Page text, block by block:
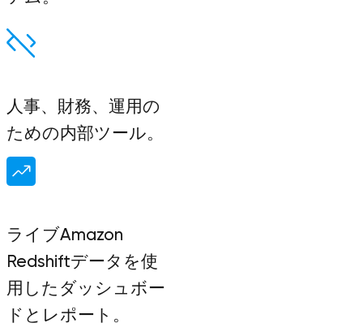
人事、財務、運用の
ための内部ツール。
ライブAmazon
Redshiftデータを使
用したダッシュボー
ドとレポート。